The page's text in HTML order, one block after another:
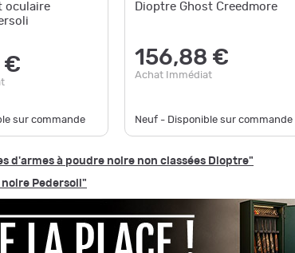
oculaire
€
sur commande
Dioptre Ghost Creedmore
156,88 €
Achat Immédiat
Neuf - Disponible sur commande
d'armes à poudre noire non classées Dioptre"
Pedersoli"